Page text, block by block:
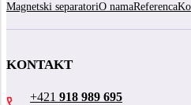
Magnetski separatoriO namaReferenca
KONTAKT
+421 918 989 695